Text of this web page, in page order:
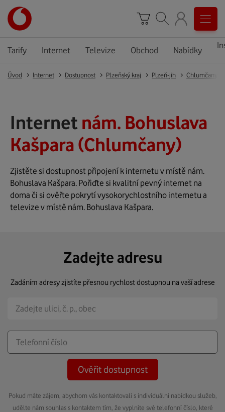
Tarify Internet Televize Obchod Nabídky
Úvod Internet Dostupnost Plzeňský kraj Plzeň-jih Chlumčany
Internet nám. Bohuslava
Kašpara (Chlumčany)
Zjistěte si dostupnost připojení k internetu v místě nám.
Bohuslava Kašpara. Pořiďte si kvalitní pevný internet na
doma či si ověřte pokrytí vysokorychlostního internetu a
televize v místě nám. Bohuslava Kašpara.
Zadejte adresu
Zadáním adresy zjistíte přesnou rychlost dostupnou na vaší adrese
Ověřit dostupnost
Pokud máte zájem, abychom vás kontaktovali s individuální nabídkou služeb,
udělte nám souhlas s kontaktem tím, že vyplníte své telefonní číslo, které